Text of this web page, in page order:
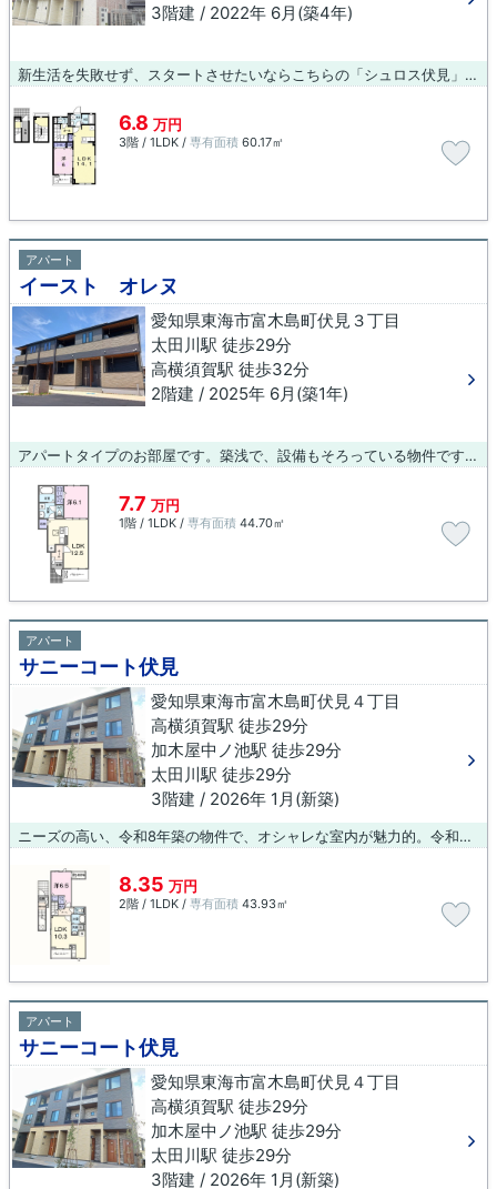
3階建 / 2022年 6月(築4年)
新生活を失敗せず、スタートさせたいならこちらの「シュロス伏見」はいかがでしょうか。アパートタイプのお部屋です。内装もきれいな一押しの築浅物件です。きれい好きな方、古い物件は苦手という方に。東海市エリアや太田川付近でのお部屋探しは、当社にお任せください。お客様のニーズに合ったお部屋をご紹介させていただきます。
6.8 万円
3階 / 1LDK / 専有面積 60.17㎡
アパート
イースト オレヌ
愛知県東海市富木島町伏見３丁目
太田川駅 徒歩29分
高横須賀駅 徒歩32分
2階建 / 2025年 6月(築1年)
アパートタイプのお部屋です。築浅で、設備もそろっている物件です。きれいな物件で気持ちもフレッシュ。当社がご紹介する賃貸物件は、便利で楽しい暮らしをしたいとお考えの方に合う物件です。様々な条件に適した物件を取り扱っておりますので、ぜひご連絡下さい。
7.7 万円
1階 / 1LDK / 専有面積 44.70㎡
アパート
サニーコート伏見
愛知県東海市富木島町伏見４丁目
高横須賀駅 徒歩29分
加木屋中ノ池駅 徒歩29分
太田川駅 徒歩29分
3階建 / 2026年 1月(新築)
ニーズの高い、令和8年築の物件で、オシャレな室内が魅力的。令和8年1月完成の新築物件です。住む人のことも考えられている満足度の高いアパートです。住み良い環境で暮らしたいとお考えの方に、当社のイチオシ物件をご紹介いたします。利便性が高く、快適に暮らせるので、きっと気に入る物件が見つかるはずです。
8.35 万円
2階 / 1LDK / 専有面積 43.93㎡
アパート
サニーコート伏見
愛知県東海市富木島町伏見４丁目
高横須賀駅 徒歩29分
加木屋中ノ池駅 徒歩29分
太田川駅 徒歩29分
3階建 / 2026年 1月(新築)